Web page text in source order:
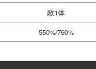
敵1体
550%/760%